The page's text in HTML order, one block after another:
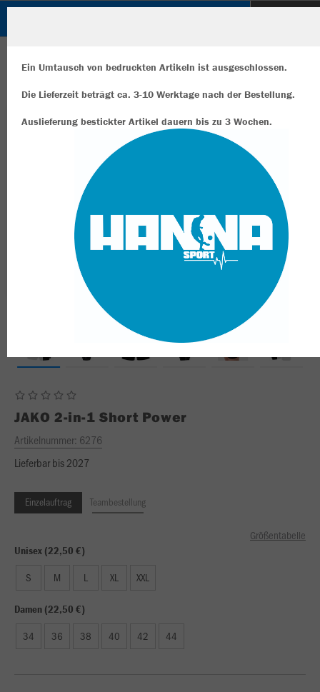
JAKO 2-in-1 Short Power
Artikelnummer: 6276
Lieferbar bis 2027
Einzelauftrag Teambestellung
Größentabelle
Unisex (22,50 €)
S M L XL XXL
Damen (22,50 €)
34 36 38 40 42 44
Ein Umtausch von bedruckten Artikeln ist ausgeschlossen.
Die Lieferzeit beträgt ca. 3-10 Werktage nach der Bestellung.
Auslieferung bestickter Artikel dauern bis zu 3 Wochen.
Wir verwenden Cookies
Durch die Analyse der Besucherdaten können wir dir personalisierte
Inhalte anzeigen und unsere Website verbessern. Weitere
zu den Cookies findest Du in den Einstellungen.
Alle ablehnen
mehr Infos